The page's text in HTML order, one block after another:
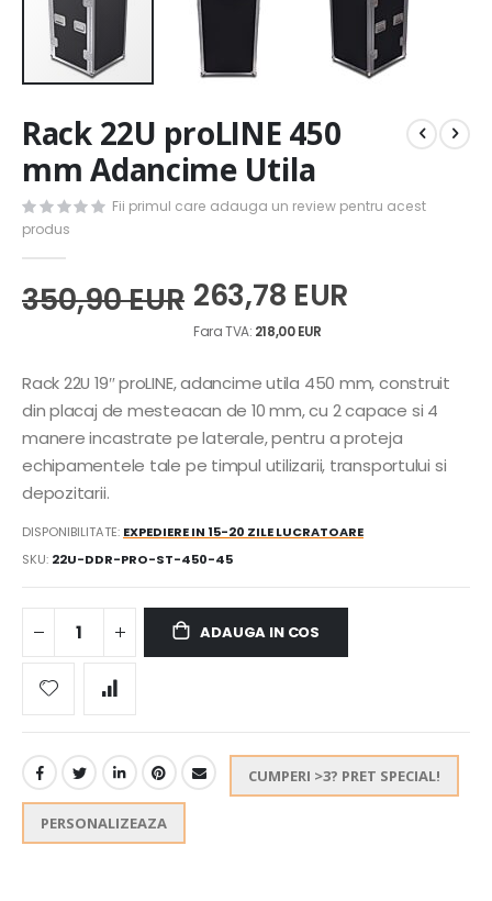
to
the
beginning
of
the
images
gallery
Rack 22U proLINE 450
mm Adancime Utila
Fii primul care adauga un review pentru acest
produs
350,90 EUR 263,78 EUR
218,00 EUR
Rack 22U 19″ proLINE, adancime utila 450 mm, construit
din placaj de mesteacan de 10 mm, cu 2 capace si 4
manere incastrate pe laterale, pentru a proteja
echipamentele tale pe timpul utilizarii, transportului si
depozitarii.
DISPONIBILITATE: EXPEDIERE IN 15-20 ZILE LUCRATOARE
SKU 22U-DDR-PRO-ST-450-45
ADAUGA IN COS
CUMPERI >3? PRET SPECIAL!
PERSONALIZEAZA